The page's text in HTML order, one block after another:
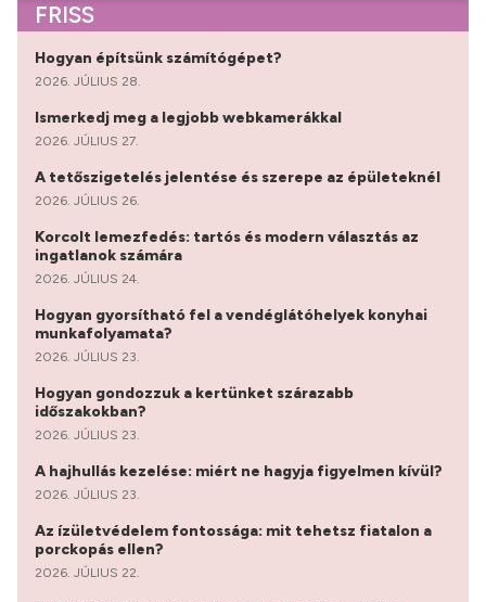
FRISS
Hogyan építsünk számítógépet?
2026. JÚLIUS 28.
Ismerkedj meg a legjobb webkamerákkal
2026. JÚLIUS 27.
A tetőszigetelés jelentése és szerepe az épületeknél
2026. JÚLIUS 26.
Korcolt lemezfedés: tartós és modern választás az
ingatlanok számára
2026. JÚLIUS 24.
Hogyan gyorsítható fel a vendéglátóhelyek konyhai
munkafolyamata?
2026. JÚLIUS 23.
Hogyan gondozzuk a kertünket szárazabb
időszakokban?
2026. JÚLIUS 23.
A hajhullás kezelése: miért ne hagyja figyelmen kívül?
2026. JÚLIUS 23.
Az ízületvédelem fontossága: mit tehetsz fiatalon a
porckopás ellen?
2026. JÚLIUS 22.